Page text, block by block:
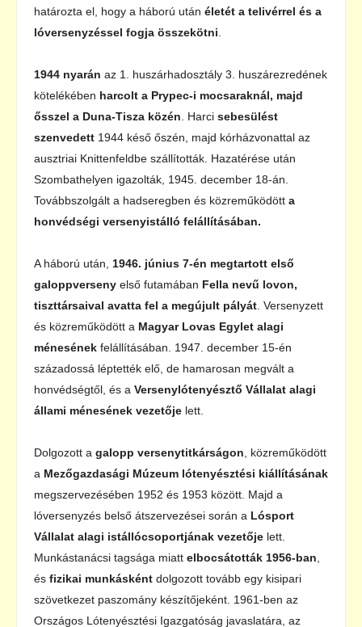
határozta el, hogy a háború után életét a telivérrel és a
lóversenyzéssel fogja összekötni
1944 nyarán az 1. huszárhadosztály 3. huszárezredének
kötelékében harcolt a Prypec-i mocsaraknál, majd
ősszel a Duna-Tisza közén . Harci sebesülést
szenvedett 1944 késő őszén, majd kórházvonattal az
ausztriai Knittenfeldbe szállították. Hazatérése után
Szombathelyen igazolták, 1945. december 18-án.
Továbbszolgált a hadseregben és közreműködött a
honvédségi versenyistálló felállításában.
A háború után, 1946. június 7-én megtartott első
galoppverseny első futamában Fella nevű lovon,
tiszttársaival avatta fel a megújult pályát . Versenyzett
és közreműködött a Magyar Lovas Egylet alagi
ménesének felállításában. 1947. december 15-én
századossá léptették elő, de hamarosan megvált a
honvédségtől, és a Versenylótenyésztő Vállalat alagi
állami ménesének vezetője lett.
Dolgozott a galopp versenytitkárságon , közreműködött
a Mezőgazdasági Múzeum lótenyésztési kiállításának
megszervezésében 1952 és 1953 között. Majd a
lóversenyzés belső átszervezései során a Lósport
Vállalat alagi istállócsoportjának vezetője lett.
Munkástanácsi tagsága miatt elbocsátották 1956-ban
és fizikai munkásként dolgozott tovább egy kisipari
szövetkezet paszomány készítőjeként. 1961-ben az
Országos Lótenyésztési Igazgatóság javaslatára, az